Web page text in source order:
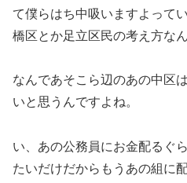
て僕らはち中吸いますよって
橋区とか足立区民の考え方なん
なんであそこら辺のあの中区
いと思うんですよね。
い、あの公務員にお金配るぐ
たいだけだからもうあの組に